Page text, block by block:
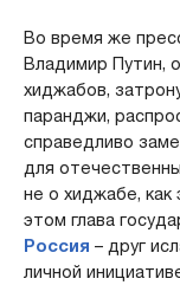
Во время же
Владимир Путин,
хиджабов,
паранджи,
справедливо
для
не о хиджабе,
этом глава
Россия – друг
личной